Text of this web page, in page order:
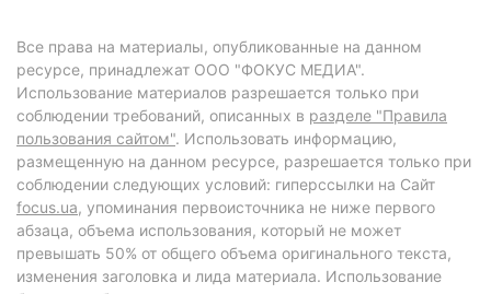
Все права на материалы, опубликованные на данном
ресурсе, принадлежат ООО "ФОКУС МЕДИА".
Использование материалов разрешается только при
соблюдении требований, описанных в разделе "Правила
пользования сайтом". Использовать информацию,
размещенную на данном ресурсе, разрешается только при
соблюдении следующих условий: гиперссылки на Сайт
focus.ua, упоминания первоисточника не ниже первого
абзаца, объема использования, который не может
превышать 50% от общего объема оригинального текста,
изменения заголовка и лида материала. Использование